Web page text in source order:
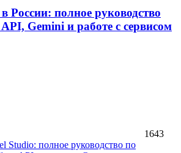
России: полное руководство
Gemini и работе с сервисом
1643